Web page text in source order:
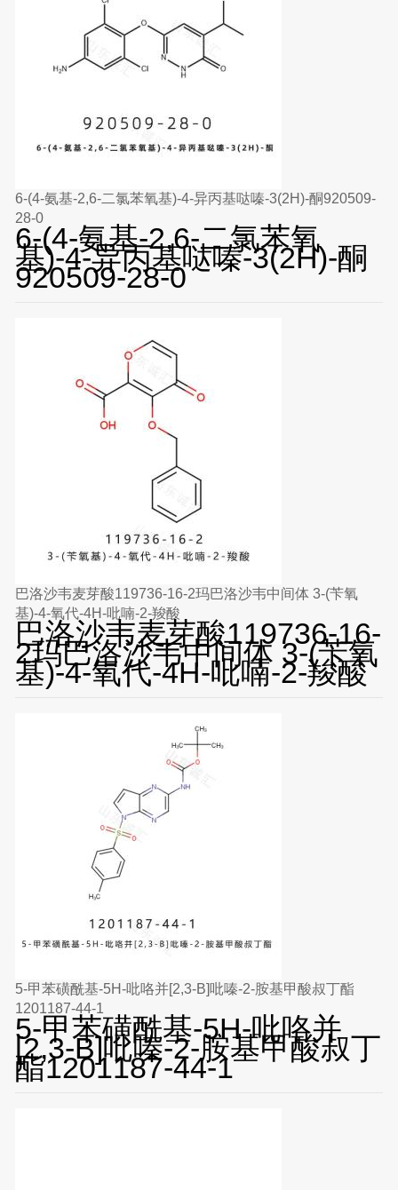
6-(4-氨基-2,6-二氯苯氧基)-4-异丙基哒嗪-3(2H)-酮920509-
28-0
6-(4-氨基-2,6-二氯苯氧
基)-4-异丙基哒嗪-3(2H)-酮
920509-28-0
巴洛沙韦麦芽酸119736-16-2玛巴洛沙韦中间体 3-(苄氧
基)-4-氧代-4H-吡喃-2-羧酸
巴洛沙韦麦芽酸119736-16-
2玛巴洛沙韦中间体 3-(苄氧
基)-4-氧代-4H-吡喃-2-羧酸
5-甲苯磺酰基-5H-吡咯并[2,3-B]吡嗪-2-胺基甲酸叔丁酯
1201187-44-1
5-甲苯磺酰基-5H-吡咯并
[2,3-B]吡嗪-2-胺基甲酸叔丁
酯1201187-44-1